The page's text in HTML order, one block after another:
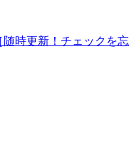
時更新！チェックを忘